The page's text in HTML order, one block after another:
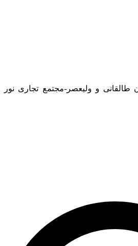
طالقانی و ولیعصر-مجتمع تجاری نور